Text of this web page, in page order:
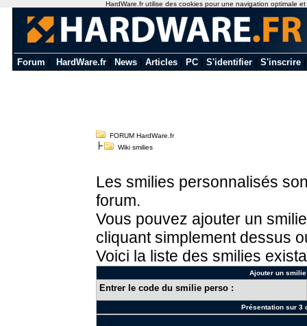
Forum HardWare.fr News Articles PC S'identifier S'inscrire
FORUM HardWare.fr
Wiki smilies
Les smilies personnalisés
forum.
Vous pouvez ajouter un
cliquant simplement dessus
Voici la liste des smilies
Ajouter un
Entrer le code du smilie perso :
Présentation sur 3
HardWare.fr utilise des cookies pour une navigation optimale